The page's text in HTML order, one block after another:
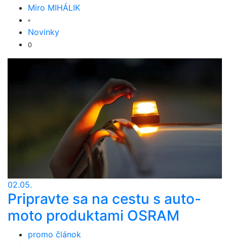
Miro MIHÁLIK
Novinky
0
02.05.
Pripravte sa na cestu s auto-
moto produktami OSRAM
promo článok